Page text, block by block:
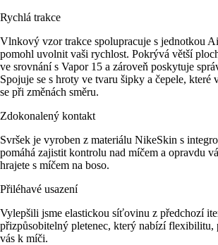
Rychlá trakce
Vlnkový vzor trakce spolupracuje s jednotkou
pomohl uvolnit vaši rychlost. Pokrývá větší
ve srovnání s Vapor 15 a zároveň poskytuje
Spojuje se s hroty ve tvaru šipky a čepele, které
se při změnách směru.
Zdokonalený kontakt
Svršek je vyroben z materiálu NikeSkin s
pomáhá zajistit kontrolu nad míčem a opravdu
hrajete s míčem na boso.
Přiléhavé usazení
Vylepšili jsme elastickou síťovinu z předchozí
přizpůsobitelný pletenec, který nabízí flexibilitu,
vás k míči.